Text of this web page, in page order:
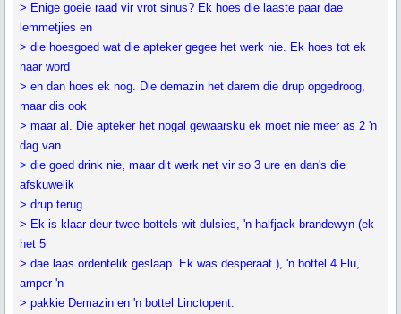
> Enige goeie raad vir vrot sinus? Ek hoes die laaste paar dae
lemmetjies en
> die hoesgoed wat die apteker gegee het werk nie. Ek hoes tot ek
naar word
> en dan hoes ek nog. Die demazin het darem die drup opgedroog,
maar dis ook
> maar al. Die apteker het nogal gewaarsku ek moet nie meer as 2 'n
dag van
> die goed drink nie, maar dit werk net vir so 3 ure en dan's die
afskuwelik
> drup terug.
> Ek is klaar deur twee bottels wit dulsies, 'n halfjack brandewyn (ek
het 5
> dae laas ordentelik geslaap. Ek was desperaat.), 'n bottel 4 Flu,
amper 'n
> pakkie Demazin en 'n bottel Linctopent.